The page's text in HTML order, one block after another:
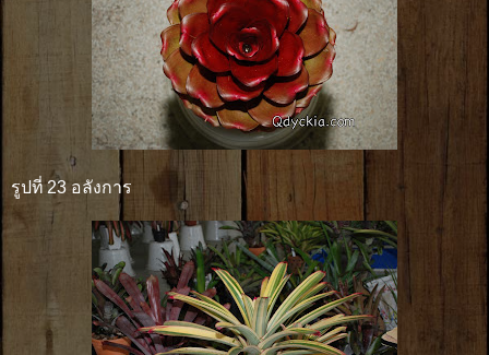
รูปที่ 23 อลังการ